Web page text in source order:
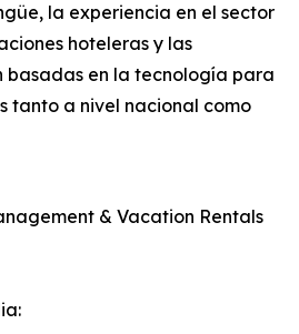
la experiencia en el sector
hoteleras y las
basadas en la tecnología para
tanto a nivel nacional como
& Vacation Rentals